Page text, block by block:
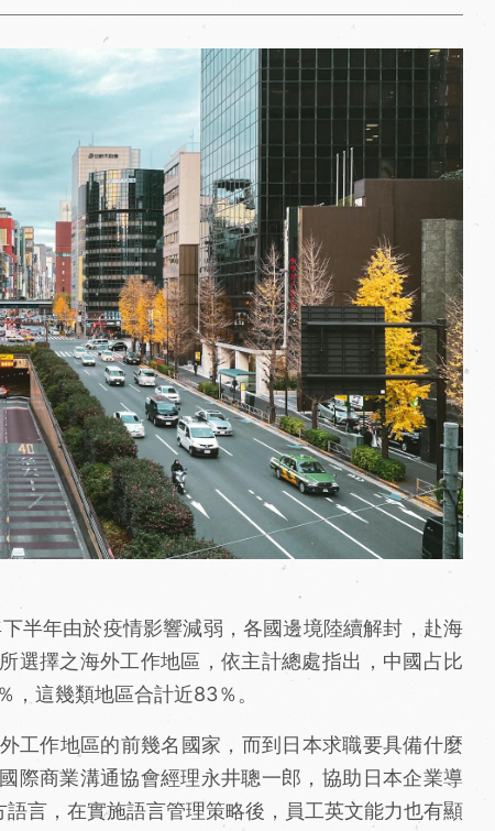
半年由於疫情影響減弱，各國邊境陸續解封，赴海
選擇之海外工作地區，依主計總處指出，中國占比
，這幾類地區合計近83％。
工作地區的前幾名國家，而到日本求職要具備什麼
際商業溝通協會經理永井聰一郎，協助日本企業導
言，在實施語言管理策略後，員工英文能力也有顯